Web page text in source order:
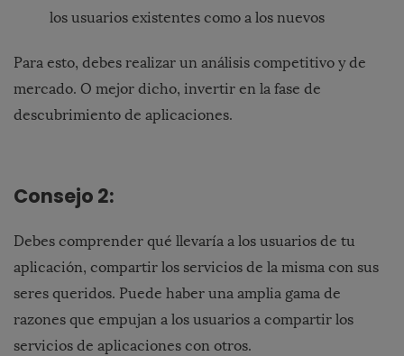
los usuarios existentes como a los nuevos
Para esto, debes realizar un análisis competitivo y de
mercado. O mejor dicho, invertir en la fase de
descubrimiento de aplicaciones.
Consejo 2:
Debes comprender qué llevaría a los usuarios de tu
aplicación, compartir los servicios de la misma con sus
seres queridos. Puede haber una amplia gama de
razones que empujan a los usuarios a compartir los
servicios de aplicaciones con otros.